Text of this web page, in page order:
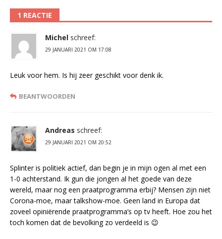
1 REACTIE
Michel schreef:
29 JANUARI 2021 OM 17:08
Leuk voor hem. Is hij zeer geschikt voor denk ik.
BEANTWOORDEN
Andreas schreef:
29 JANUARI 2021 OM 20:52
Splinter is politiek actief, dan begin je in mijn ogen al met een
1-0 achterstand. Ik gun die jongen al het goede van deze
wereld, maar nog een praatprogramma erbij? Mensen zijn niet
Corona-moe, maar talkshow-moe. Geen land in Europa dat
zoveel opiniërende praatprogramma’s op tv heeft. Hoe zou het
toch komen dat de bevolking zo verdeeld is 😉